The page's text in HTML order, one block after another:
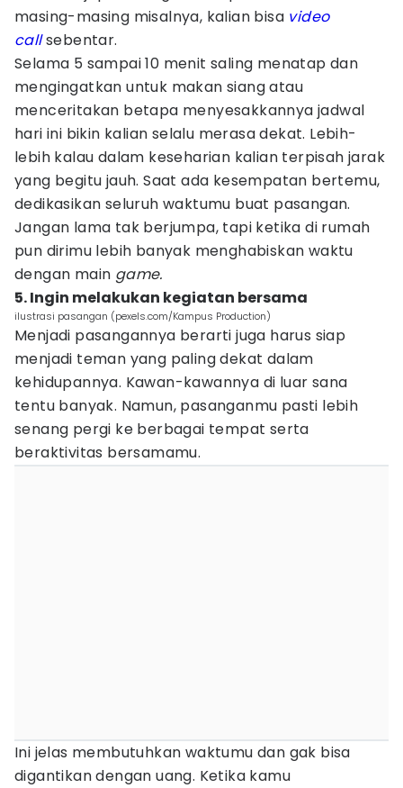
masing-masing misalnya, kalian bisa video
callsebentar.
Selama 5 sampai 10 menit saling menatap dan
mengingatkan untuk makan siang atau
menceritakan betapa menyesakkannya jadwal
hari ini bikin kalian selalu merasa dekat. Lebih-
lebih kalau dalam keseharian kalian terpisah jarak
yang begitu jauh. Saat ada kesempatan bertemu,
dedikasikan seluruh waktumu buat pasangan.
Jangan lama tak berjumpa, tapi ketika di rumah
pun dirimu lebih banyak menghabiskan waktu
dengan main game.
5. Ingin melakukan kegiatan bersama
ilustrasi pasangan (pexels.com/Kampus Production)
Menjadi pasangannya berarti juga harus siap
menjadi teman yang paling dekat dalam
kehidupannya. Kawan-kawannya di luar sana
tentu banyak. Namun, pasanganmu pasti lebih
senang pergi ke berbagai tempat serta
beraktivitas bersamamu.
Ini jelas membutuhkan waktumu dan gak bisa
digantikan dengan uang. Ketika kamu